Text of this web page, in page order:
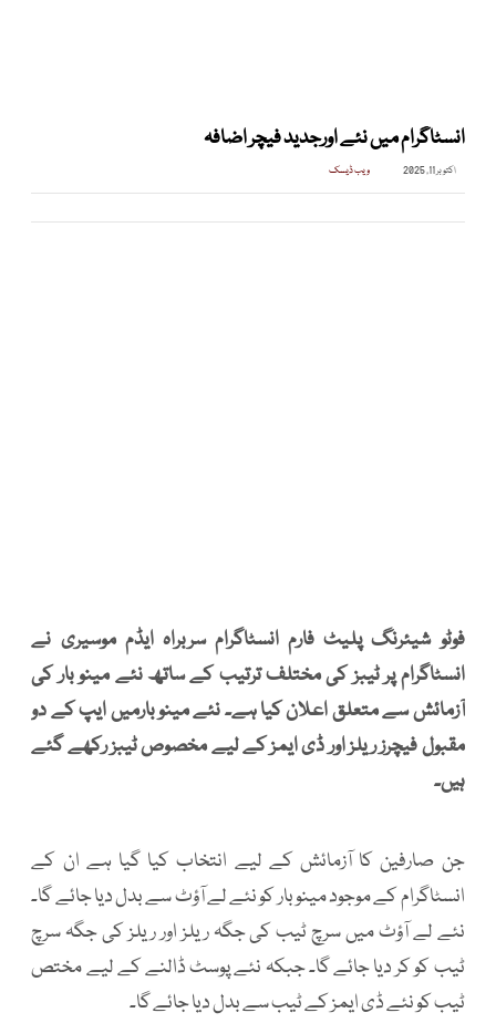
انسٹاگرام میں نئے اورجدید فیچر اضافہ
اکتوبر 11, 2025 ویب ڈیسک
فوٹو شیئرنگ پلیٹ فارم انسٹاگرام سربراہ ایڈم موسیری نے
انسٹاگرام پر ٹیبز کی مختلف ترتیب کے ساتھ نئے مینو بار کی
آزمائش سے متعلق اعلان کیا ہے۔ نئے مینو بارمیں ایپ کے دو
مقبول فیچرز ریلز اور ڈی ایمز کے لیے مخصوص ٹیبز رکھے گئے
ہیں۔
جن صارفین کا آزمائش کے لیے انتخاب کیا گیا ہے ان کے
انسٹاگرام کے موجود مینو بار کو نئے لے آؤٹ سے بدل دیا جائے گا۔
نئے لے آؤٹ میں سرچ ٹیب کی جگہ ریلز اور ریلز کی جگہ سرچ
ٹیب کو کر دیا جائے گا۔ جبکہ نئے پوسٹ ڈالنے کے لیے مختص
ٹیب کو نئے ڈی ایمز کے ٹیب سے بدل دیا جائے گا۔